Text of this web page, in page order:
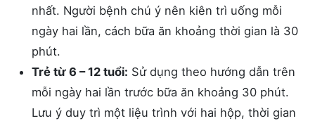
nhất. Người bệnh chú ý nên kiên trì uống mỗi
ngày hai lần, cách bữa ăn khoảng thời gian là 30
phút.
Trẻ từ 6 – 12 tuổi: Sử dụng theo hướng dẫn trên
mỗi ngày hai lần trước bữa ăn khoảng 30 phút.
Lưu ý duy trì một liệu trình với hai hộp, thời gian